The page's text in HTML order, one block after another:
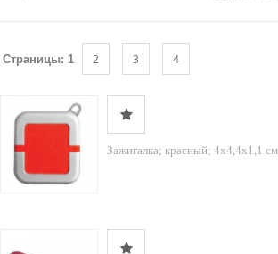
Страницы: 1 2 3 4
Зажигалка; красный; 4х4,4х1,1